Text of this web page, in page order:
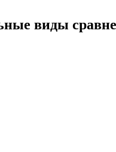
виды